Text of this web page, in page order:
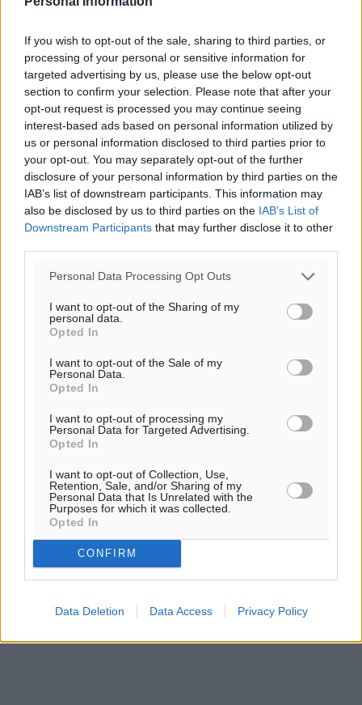
If you wish to opt-out of the sale, sharing to third parties, or
processing of your personal or sensitive information for
targeted advertising by us, please use the below opt-out
section to confirm your selection. Please note that after your
opt-out request is processed you may continue seeing
interest-based ads based on personal information utilized by
us or personal information disclosed to third parties prior to
your opt-out. You may separately opt-out of the further
disclosure of your personal information by third parties on the
IAB’s list of downstream participants. This information may
also be disclosed by us to third parties on the IAB’s List of
Downstream Participants that may further disclose it to other
Personal Data Processing Opt Outs
I want to opt-out of the Sharing of my
personal data.
Opted In
I want to opt-out of the Sale of my
Personal Data.
Opted In
I want to opt-out of processing my
Personal Data for Targeted Advertising.
Opted In
I want to opt-out of Collection, Use,
Retention, Sale, and/or Sharing of my
Personal Data that Is Unrelated with the
Purposes for which it was collected.
Opted In
CONFIRM
Data Deletion Data Access Privacy Policy
83 %
14km/h
Δ
29°/30°
06:18
20:07
πρόγνωση:
32°
ΣΑ
30°